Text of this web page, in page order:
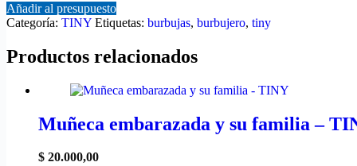
Añadir al presupuesto
Categoría: TINY Etiquetas: burbujas, burbujero, tiny
Productos relacionados
Muñeca embarazada y su familia –
$ 20.000,00